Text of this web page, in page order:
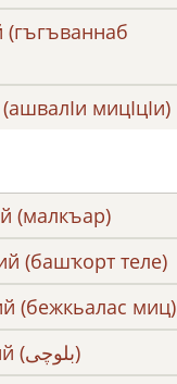
(гъгъваннаб
мицӏцІи)
(малкъар)
(башҡорт теле)
(бежкьалас миц)
белуджский (بلوچی)